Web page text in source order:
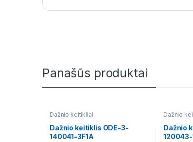
Panašūs produktai
Dažnio keitikliai
Dažnio keitiklis ODE-3-
140041-3F1A
Dažnio
Dažnio
120043-